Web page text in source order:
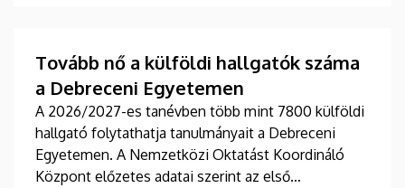
Tovább nő a külföldi hallgatók száma
a Debreceni Egyetemen
A 2026/2027-es tanévben több mint 7800 külföldi
hallgató folytathatja tanulmányait a Debreceni
Egyetemen. A Nemzetközi Oktatást Koordináló
Központ előzetes adatai szerint az első